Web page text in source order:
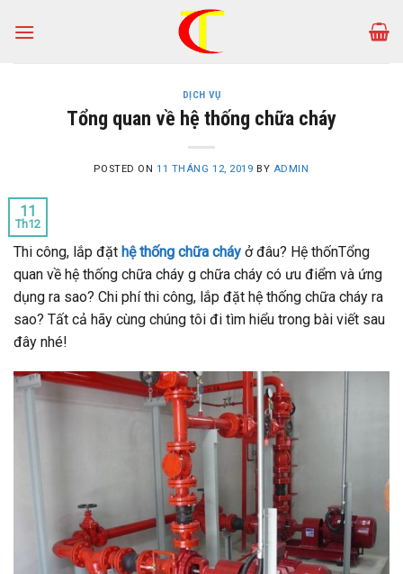
DỊCH VỤ
Tổng quan về hệ thống chữa cháy
POSTED ON 11 THÁNG 12, 2019 BY ADMIN
11
Th12
Thi công, lắp đặt hệ thống chữa cháy ở đâu? Hệ thốnTổng
quan về hệ thống chữa cháy g chữa cháy có ưu điểm và ứng
dụng ra sao? Chi phí thi công, lắp đặt hệ thống chữa cháy ra
sao? Tất cả hãy cùng chúng tôi đi tìm hiểu trong bài viết sau
đây nhé!